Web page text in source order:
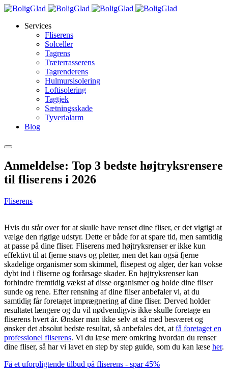
Services
Fliserens
Solceller
Tagrens
Træterrasserens
Tagrenderens
Hulmursisolering
Loftisolering
Tagtjek
Sætningsskade
Tyverialarm
Blog
Anmeldelse: Top 3 bedste højtryksrensere
til fliserens i 2026
Fliserens
Hvis du står over for at skulle have renset dine fliser, er det vigtigt at
vælge den rigtige udstyr. Dette er både for at spare tid, men samtidig
at passe på dine fliser. Fliserens med højtryksrenser er ikke kun
effektivt til at fjerne snavs og pletter, men det kan også fjerne
skadelige organismer som skimmel, flisepest og alger, der kan vokse
dybt ind i fliserne og forårsage skader. En højtryksrenser kan
forhindre fremtidig vækst af disse organismer og holde dine fliser
sunde og rene. Efter rensning af dine fliser anbefaler vi, at du
samtidig får foretaget imprægnering af dine fliser. Derved holder
resultatet længere og du vil nødvendigvis ikke skulle foretage en
fliserens hvert år. Ønsker man ikke selv at så med besværet og
ønsker det absolut bedste resultat, så anbefales det, at få foretaget en
professionel fliserens. Vi du læse mere omkring hvordan du renser
dine fliser, så har vi lavet en step by step guide, som du kan læse her.
Få et uforpligtende tilbud på fliserens - spar 45%